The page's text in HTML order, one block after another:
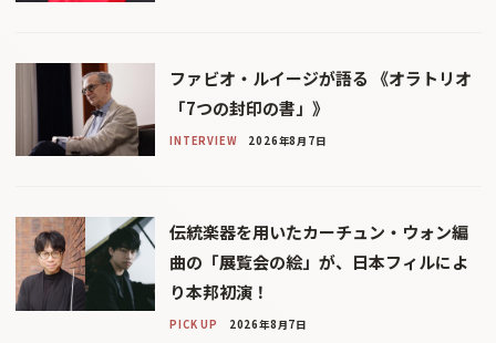
ファビオ・ルイージが語る 《オラトリオ
「7つの封印の書」》
INTERVIEW 2026年8月7日
伝統楽器を用いたカーチュン・ウォン編
曲の「展覧会の絵」が、日本フィルによ
り本邦初演！
PICK UP 2026年8月7日